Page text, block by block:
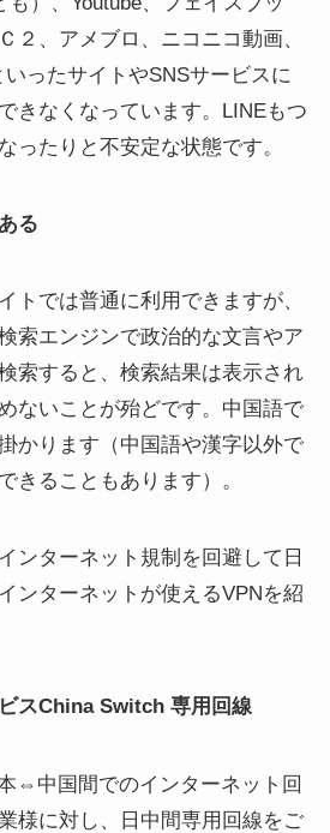
２、アメブロ、ニコニコ動画、
いったサイトやSNSサービスに
きなくなっています。LINEもつ
ったりと不安定な状態です。
る
トでは普通に利用できますが、
索エンジンで政治的な文言やア
索すると、検索結果は表示され
ないことが殆どです。中国語で
かります（中国語や漢字以外で
きることもあります）。
ンターネット規制を回避して日
ンターネットが使えるVPNを紹
スChina Switch 専用回線
⇔中国間でのインターネット回
様に対し、日中間専用回線をご